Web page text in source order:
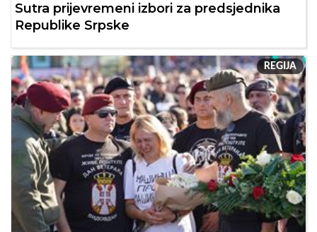
Sutra prijevremeni izbori za predsjednika
Republike Srpske
REGIJA